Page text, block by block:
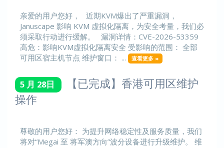
亲爱的用户您好， 近期KVM爆出了严重漏洞，
Januscape 影响 KVM 虚拟化隔离，为安全考量，我们必
须采取行动进行缓解。 漏洞详情：CVE-2026-53359
高危：影响KVM虚拟化隔离安全 受影响的范围： 全部
可用区宿主机节点 维护窗口： ...
查看更多 »
5 月 28日
【已完成】香港可用区维护
操作
尊敬的用户您好： 为提升网络稳定性及服务质量，我们
将对“Megai 至 将军澳方向”波分设备进行升级维护。 维